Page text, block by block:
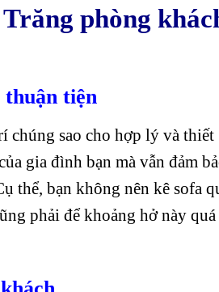
phòng
tiện
chúng sao cho hợp lý và thiết
gia đình bạn mà vẫn đảm
thể, bạn không nên kê sofa
phải để khoảng hở này quá